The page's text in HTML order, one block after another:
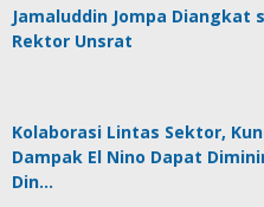
Jamaluddin Jompa Diangkat
Rektor Unsrat
Kolaborasi Lintas Sektor,
Dampak El Nino Dapat
Din…